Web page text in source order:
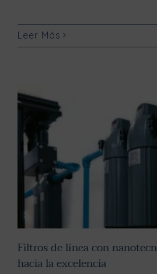
Leer Más
Filtros de línea con
hacia la excelencia